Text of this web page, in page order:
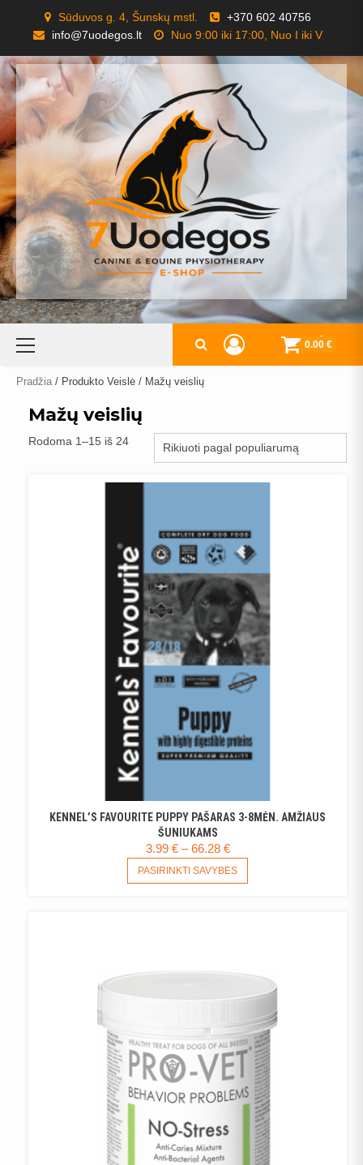
content
Sūduvos g. 4, Šunskų mstl.
+370 602 40756
info@7uodegos.lt
Nuo 9:00 iki 17:00, Nuo I iki V
Primary
0
0.00 €
Pradžia / Produkto Veislė / Mažų veislių
Mažų veislių
Rodoma 1–15 iš 24Rūšiuojama
KENNEL’S FAVOURITE PUPPY PAŠARAS 3-8MĖN. AMŽIAUS
ŠUNIUKAMS
3.99 € – 66.28 €PRICE
RANGE:
3.99 €
PASIRINKTI SAVYBES
PRODUCT
MAY
BE
CHOSEN
ON
THE
PRODUCT
PAGE